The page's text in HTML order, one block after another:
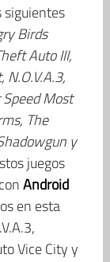
Birds
Auto III,
Most
The
y
juegos
Android
en esta
Vice City y